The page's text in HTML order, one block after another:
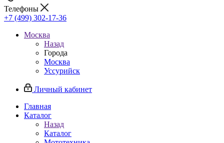
Телефоны
+7 (499) 302-17-36
Москва
Назад
Города
Москва
Уссурийск
Личный кабинет
Главная
Каталог
Назад
Каталог